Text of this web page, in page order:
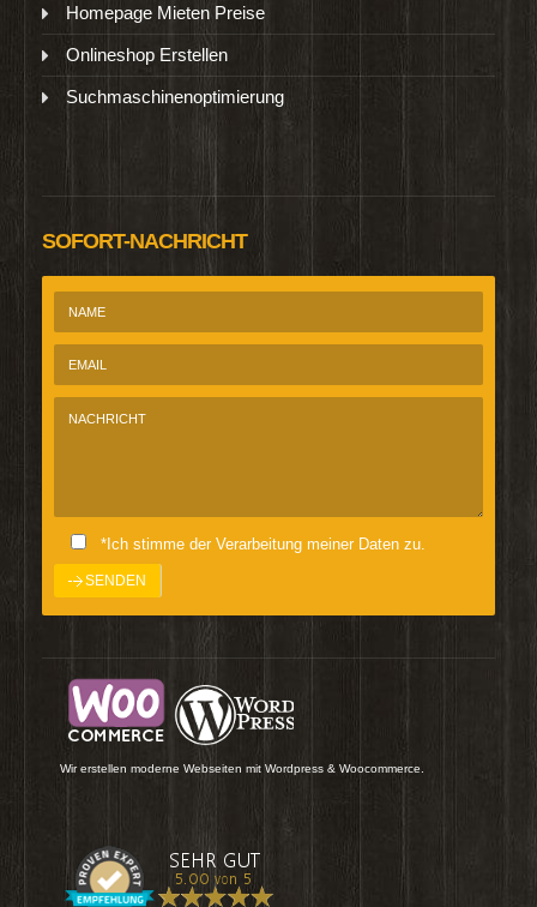
Homepage Mieten Preise
Onlineshop Erstellen
Suchmaschinenoptimierung
SOFORT-NACHRICHT
*Ich stimme der Verarbeitung meiner Daten zu.
Wir erstellen moderne Webseiten mit Wordpress & Woocommerce.